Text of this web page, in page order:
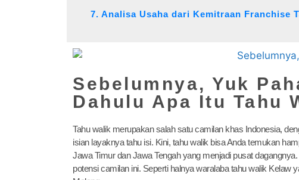
7. Analisa Usaha dari Kemitraan Franchise
Sebelumnya, Yuk
Dahulu Apa Itu Tahu
Tahu walik merupakan salah satu camilan khas Indonesia,
isian layaknya tahu isi. Kini, tahu walik bisa Anda temukan
Jawa Timur dan Jawa Tengah yang menjadi pusat
potensi camilan ini. Seperti halnya waralaba tahu walik Kelaw